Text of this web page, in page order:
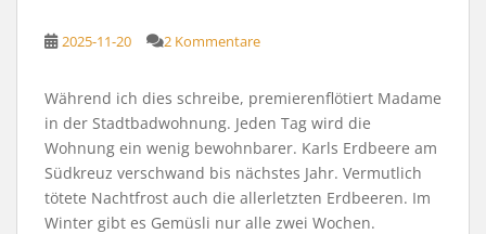
2025-11-20 2 Kommentare
Während ich dies schreibe, premierenflötiert Madame
in der Stadtbadwohnung. Jeden Tag wird die
Wohnung ein wenig bewohnbarer. Karls Erdbeere am
Südkreuz verschwand bis nächstes Jahr. Vermutlich
tötete Nachtfrost auch die allerletzten Erdbeeren. Im
Winter gibt es Gemüsli nur alle zwei Wochen.